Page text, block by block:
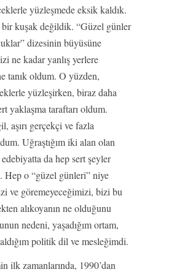
yüzleşmede eksik kaldık.
kuşak değildik. “Güzel günler
dizesinin büyüsüne
ne kadar yanlış yerlere
tanık oldum. O yüzden,
yüzleşirken, biraz daha
yaklaşma taraftarı oldum.
aşırı gerçekçi ve fazla
Uğraştığım iki alan olan
da hep sert şeyler
Hep o “güzel günleri” niye
ve göremeyeceğimizi, bizi bu
alıkoyanın ne olduğunu
nedeni, yaşadığım ortam,
politik dil ve mesleğimdi.
ilk zamanlarında, 1990’dan